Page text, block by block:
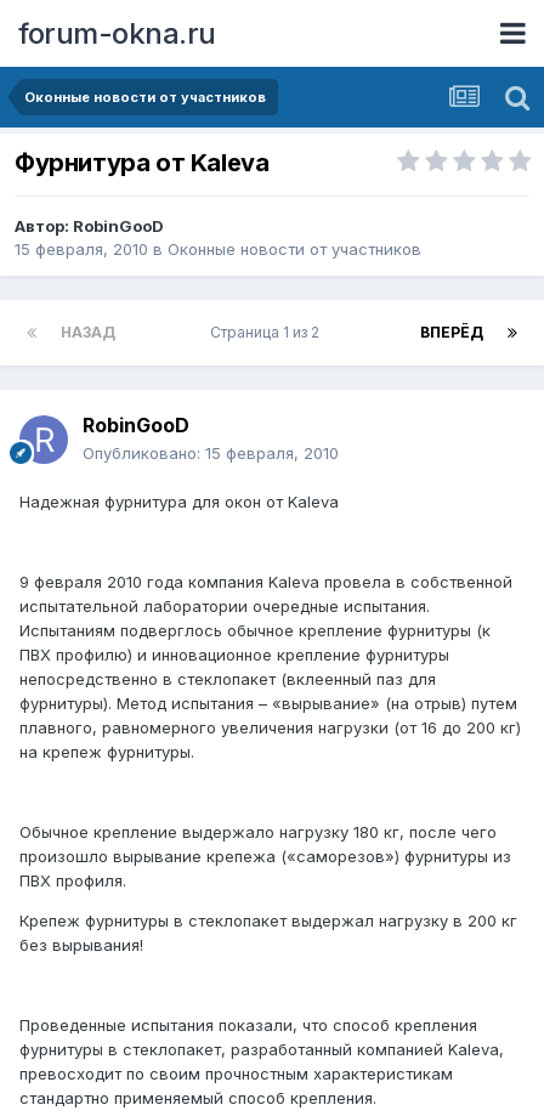
forum-okna.ru
Оконные новости от участников
Фурнитура от Kaleva
Автор: RobinGooD
15 февраля, 2010 в Оконные новости от участников
НАЗАД ВПЕРЁД
Страница 1 из 2
RobinGooD
Опубликовано: 15 февраля, 2010
Надежная фурнитура для окон от Kaleva
9 февраля 2010 года компания Kaleva провела в собственной
испытательной лаборатории очередные испытания.
Испытаниям подверглось обычное крепление фурнитуры (к
ПВХ профилю) и инновационное крепление фурнитуры
непосредственно в стеклопакет (вклеенный паз для
фурнитуры). Метод испытания – «вырывание» (на отрыв) путем
плавного, равномерного увеличения нагрузки (от 16 до 200 кг)
на крепеж фурнитуры.
Обычное крепление выдержало нагрузку 180 кг, после чего
произошло вырывание крепежа («саморезов») фурнитуры из
ПВХ профиля.
Крепеж фурнитуры в стеклопакет выдержал нагрузку в 200 кг
без вырывания!
Проведенные испытания показали, что способ крепления
фурнитуры в стеклопакет, разработанный компанией Kaleva,
превосходит по своим прочностным характеристикам
стандартно применяемый способ крепления.